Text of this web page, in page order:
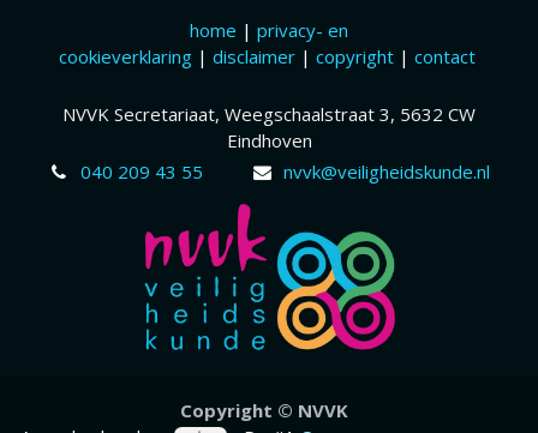
home | privacy- en
cookieverklaring| disclaimer | copyright| contact
NVVK Secretariaat, Weegschaalstraat 3, 5632 CW
Eindhoven
040 209 43 55
nvvk@veiligheidskunde.nl
Copyr​ight © NVVK